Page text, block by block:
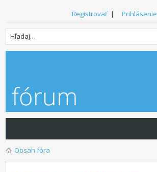
Registrovať| Prihlásenie
Obsah fóra